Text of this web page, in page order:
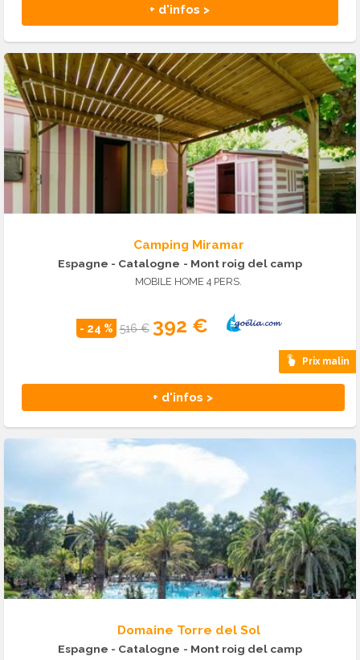
+ d'infos >
Camping Miramar
Espagne - Catalogne - Mont roig del camp
MOBILE HOME 4 PERS.
- 24 % 516 € 392 €
Prix malin
+ d'infos >
Domaine Torre del Sol
Espagne - Catalogne - Mont roig del camp